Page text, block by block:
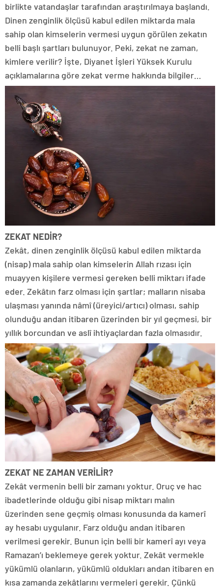
birlikte vatandaşlar tarafından araştırılmaya başlandı.
Dinen zenginlik ölçüsü kabul edilen miktarda mala
sahip olan kimselerin vermesi uygun görülen zekatın
belli başlı şartları bulunuyor. Peki, zekat ne zaman,
kimlere verilir? İşte, Diyanet İşleri Yüksek Kurulu
açıklamalarına göre zekat verme hakkında bilgiler…
ZEKAT NEDİR?
Zekât, dinen zenginlik ölçüsü kabul edilen miktarda
(nisap) mala sahip olan kimselerin Allah rızası için
muayyen kişilere vermesi gereken belli miktarı ifade
eder. Zekâtın farz olması için şartlar; malların nisaba
ulaşması yanında nâmî (üreyici/artıcı) olması, sahip
olunduğu andan itibaren üzerinden bir yıl geçmesi, bir
yıllık borcundan ve aslî ihtiyaçlardan fazla olmasıdır.
ZEKAT NE ZAMAN VERİLİR?
Zekât vermenin belli bir zamanı yoktur. Oruç ve hac
ibadetlerinde olduğu gibi nisap miktarı malın
üzerinden sene geçmiş olması konusunda da kamerî
ay hesabı uygulanır. Farz olduğu andan itibaren
verilmesi gerekir. Bunun için belli bir kamerî ayı veya
Ramazan’ı beklemeye gerek yoktur. Zekât vermekle
yükümlü olanların, yükümlü oldukları andan itibaren en
kısa zamanda zekâtlarını vermeleri gerekir. Çünkü